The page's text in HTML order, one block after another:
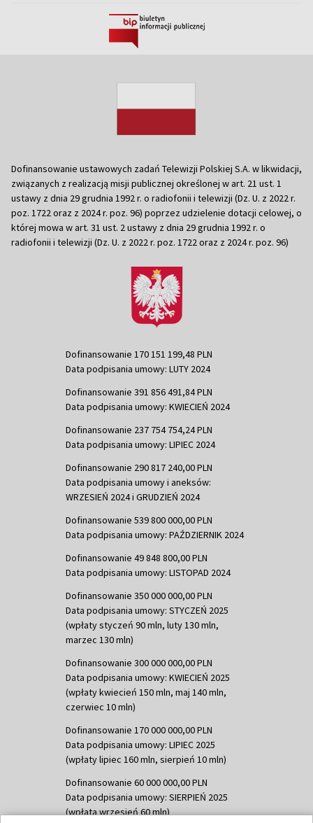
Dofinansowanie ustawowych zadań Telewizji Polskiej S.A. w likwidacji,
związanych z realizacją misji publicznej określonej w art. 21 ust. 1
ustawy z dnia 29 grudnia 1992 r. o radiofonii i telewizji (Dz. U. z 2022 r.
poz. 1722 oraz z 2024 r. poz. 96) poprzez udzielenie dotacji celowej, o
której mowa w art. 31 ust. 2 ustawy z dnia 29 grudnia 1992 r. o
radiofonii i telewizji (Dz. U. z 2022 r. poz. 1722 oraz z 2024 r. poz. 96)
Dofinansowanie 170 151 199,48 PLN
Data podpisania umowy: LUTY 2024
Dofinansowanie 391 856 491,84 PLN
Data podpisania umowy: KWIECIEŃ 2024
Dofinansowanie 237 754 754,24 PLN
Data podpisania umowy: LIPIEC 2024
Dofinansowanie 290 817 240,00 PLN
Data podpisania umowy i aneksów:
WRZESIEŃ 2024 i GRUDZIEŃ 2024
Dofinansowanie 539 800 000,00 PLN
Data podpisania umowy: PAŹDZIERNIK 2024
Dofinansowanie 49 848 800,00 PLN
Data podpisania umowy: LISTOPAD 2024
Dofinansowanie 350 000 000,00 PLN
Data podpisania umowy: STYCZEŃ 2025
(wpłaty styczeń 90 mln, luty 130 mln,
marzec 130 mln)
Dofinansowanie 300 000 000,00 PLN
Data podpisania umowy: KWIECIEŃ 2025
(wpłaty kwiecień 150 mln, maj 140 mln,
czerwiec 10 mln)
Dofinansowanie 170 000 000,00 PLN
Data podpisania umowy: LIPIEC 2025
(wpłaty lipiec 160 mln, sierpień 10 mln)
Dofinansowanie 60 000 000,00 PLN
Data podpisania umowy: SIERPIEŃ 2025
(wpłata wrzesień 60 mln)